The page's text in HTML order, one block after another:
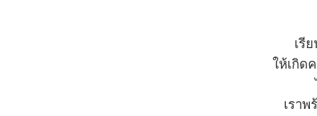
เรี
ให้เกิด
เราพ